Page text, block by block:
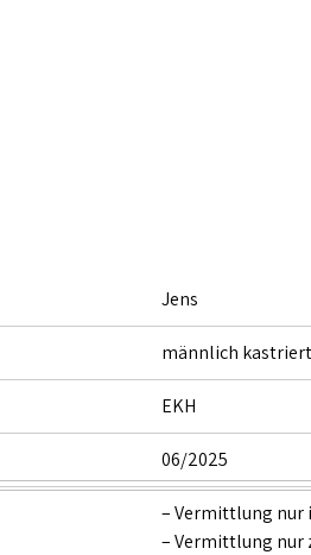
Jens
männlich kastriert
EKH
06/2025
– Vermittlung nur
– Vermittlung nur